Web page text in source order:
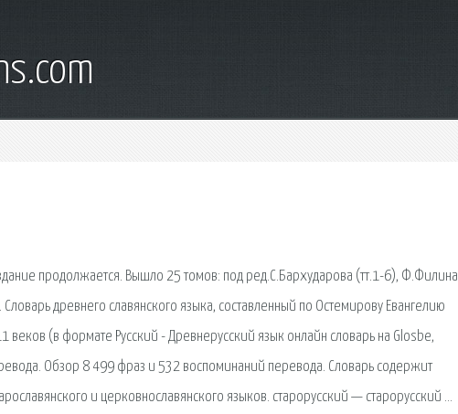
продолжается. Вышло 25 томов: под ред.С.Бархударова (тт.1-6), Ф.Филина
древнего славянского языка, составленный по Остемирову Евангелию
(в формате Русский - Древнерусский язык онлайн словарь на Glosbe,
Обзор 8 499 фраз и 532 воспоминаний перевода. Словарь содержит
и церковнославянского языков. старорусский — старорусский …